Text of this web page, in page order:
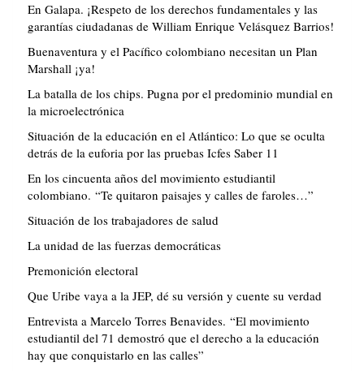
En Galapa. ¡Respeto de los derechos fundamentales y las
garantías ciudadanas de William Enrique Velásquez Barrios!
Buenaventura y el Pacífico colombiano necesitan un Plan
Marshall ¡ya!
La batalla de los chips. Pugna por el predominio mundial en
la microelectrónica
Situación de la educación en el Atlántico: Lo que se oculta
detrás de la euforia por las pruebas Icfes Saber 11
En los cincuenta años del movimiento estudiantil
colombiano. “Te quitaron paisajes y calles de faroles…”
Situación de los trabajadores de salud
La unidad de las fuerzas democráticas
Premonición electoral
Que Uribe vaya a la JEP, dé su versión y cuente su verdad
Entrevista a Marcelo Torres Benavides. “El movimiento
estudiantil del 71 demostró que el derecho a la educación
hay que conquistarlo en las calles”